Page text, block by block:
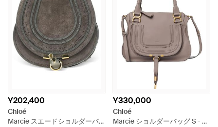
¥202,400
Chloé
Marcie スエードショルダーバ
¥330,000
Chloé
Marcie ショルダーバッグ S - グ